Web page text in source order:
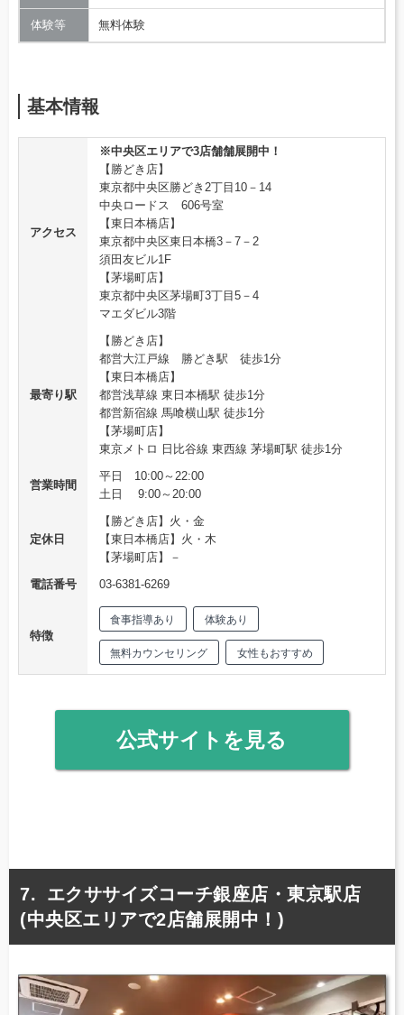
体験等 無料体験
基本情報
アクセス
※中央区エリアで3店舗舗展開中！
【勝どき店】
東京都中央区勝どき2丁目10－14
中央ロードス 606号室
【東日本橋店】
東京都中央区東日本橋3－7－2
須田友ビル1F
【茅場町店】
東京都中央区茅場町3丁目5－4
マエダビル3階
最寄り駅
【勝どき店】
都営大江戸線 勝どき駅 徒歩1分
【東日本橋店】
都営浅草線 東日本橋駅 徒歩1分
都営新宿線 馬喰横山駅 徒歩1分
【茅場町店】
東京メトロ 日比谷線 東西線 茅場町駅 徒歩1分
営業時間
平日 10:00～22:00
土日 9:00～20:00
定休日
【勝どき店】火・金
【東日本橋店】火・木
【茅場町店】－
電話番号
03‐6381‐6269
特徴
食事指導あり 体験あり
無料カウンセリング 女性もおすすめ
公式サイトを見る
エクササイズコーチ銀座店・東京駅店
(中央区エリアで2店舗展開中！)